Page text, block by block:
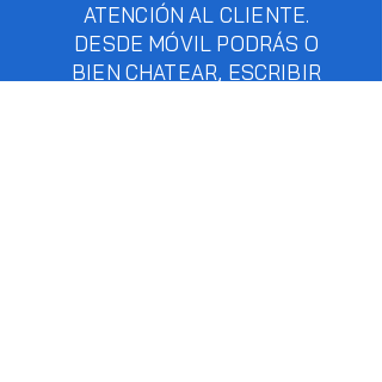
ATENCIÓN AL CLIENTE.
DESDE MÓVIL PODRÁS O
BIEN CHATEAR, ESCRIBIR